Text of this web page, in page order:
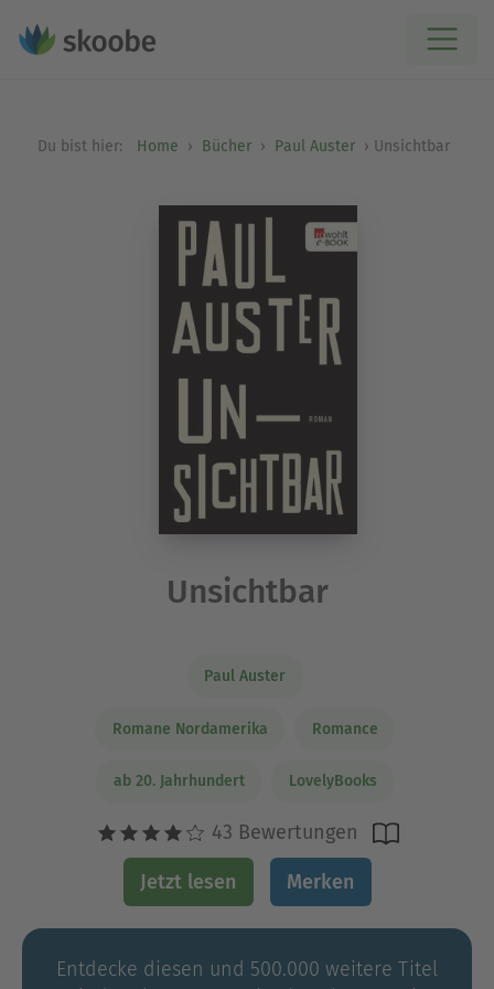
Du bist hier: Home Bücher Paul Auster Unsichtbar
Unsichtbar
Paul Auster
Romane Nordamerika Romance
ab 20. Jahrhundert LovelyBooks
43 Bewertungen
Jetzt lesen Merken
Entdecke diesen und 500.000 weitere Titel